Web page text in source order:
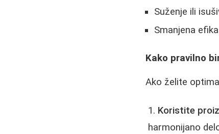
Suženje ili
Smanjena
Kako pravilno
Ako želite
Koristite
harmonijano